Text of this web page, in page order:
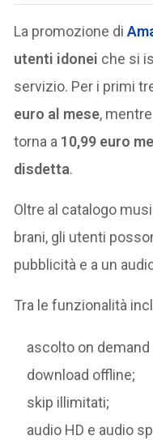
La promozione di
utenti idonei che si
servizio. Per i primi
euro al mese,
torna a 10,99 euro
disdetta.
Oltre al catalogo
brani, gli utenti
pubblicità e a un
Tra le funzionalità
ascolto on
download offline;
skip illimitati;
audio HD e audio